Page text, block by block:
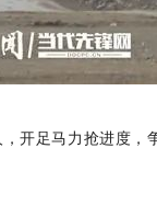
开足马力抢进度，